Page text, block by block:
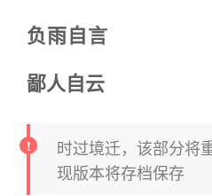
负雨自言
鄙人自云
时过境迁，该部分将
现版本将存档保存